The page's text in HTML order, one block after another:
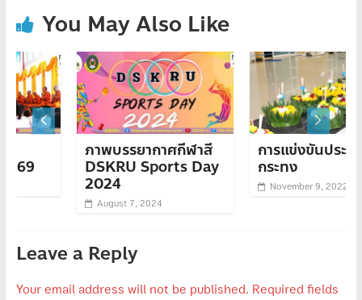
You May Also Like
ภาพบรรยากาศกีฬาสี
DSKRU Sports Day
August 7, 2024
การแข่งขันประดิษฐ์
กระทง
November 9, 2022
Leave a Reply
Your email address will not be published. Required fields